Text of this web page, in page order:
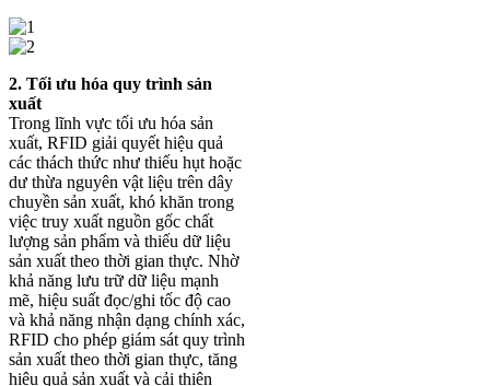
2. Tối ưu hóa quy trình sản
xuất
Trong lĩnh vực tối ưu hóa sản
xuất, RFID giải quyết hiệu quả
các thách thức như thiếu hụt hoặc
dư thừa nguyên vật liệu trên dây
chuyền sản xuất, khó khăn trong
việc truy xuất nguồn gốc chất
lượng sản phẩm và thiếu dữ liệu
sản xuất theo thời gian thực. Nhờ
khả năng lưu trữ dữ liệu mạnh
mẽ, hiệu suất đọc/ghi tốc độ cao
và khả năng nhận dạng chính xác,
RFID cho phép giám sát quy trình
sản xuất theo thời gian thực, tăng
hiệu quả sản xuất và cải thiện